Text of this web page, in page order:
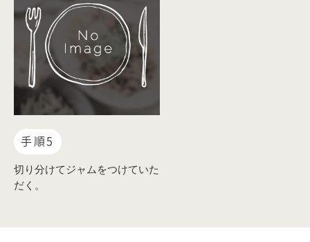
手順5
切り分けてジャムをつけていた
だく。